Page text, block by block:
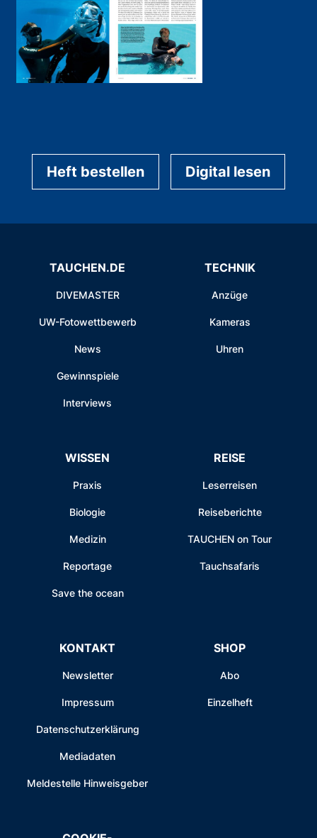
Heft bestellen Digital lesen
TAUCHEN.DE
DIVEMASTER
UW-Fotowettbewerb
News
Gewinnspiele
Interviews
TECHNIK
Anzüge
Kameras
Uhren
WISSEN
Praxis
Biologie
Medizin
Reportage
Save the ocean
REISE
Leserreisen
Reiseberichte
TAUCHEN on Tour
Tauchsafaris
KONTAKT
Newsletter
Impressum
Datenschutzerklärung
Mediadaten
Meldestelle Hinweisgeber
SHOP
Abo
Einzelheft